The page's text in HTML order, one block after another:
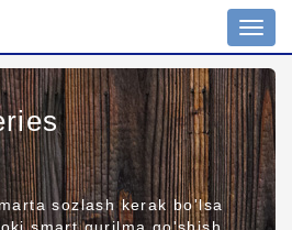
sozlash kerak bo'lsa